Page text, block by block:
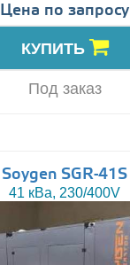
Цена по запросу
КУПИТЬ
Под заказ
Soygen SGR-41S
41 кВа, 230/400V